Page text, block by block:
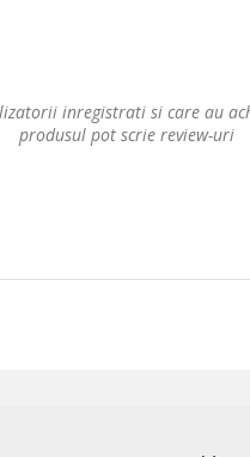
inregistrati si care au
produsul pot scrie review-uri